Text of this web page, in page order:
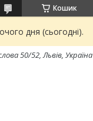
Кошик
дня (сьогодні).
50/52, Львів, Україна